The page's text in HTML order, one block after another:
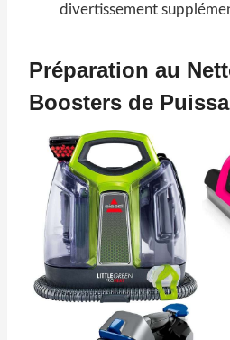
divertissement
Préparation au
Boosters de